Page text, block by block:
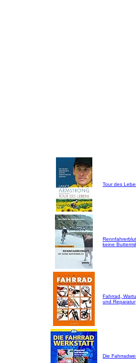
Tour des
keine
Fahrrad,
und Reparatur
Die